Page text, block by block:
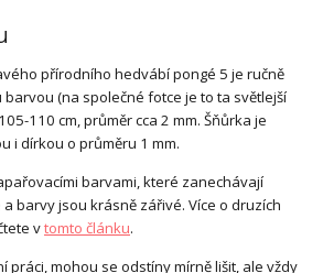
přírodního hedvábí pongé 5 je ručně
(na společné fotce je to ta světlejší
110 cm, průměr cca 2 mm. Šňůrka je
i dírkou o průměru 1 mm.
barvami, které zanechávají
barvy jsou krásně zářivé. Více o druzích
vtomto článku.
práci, mohou se odstíny mírně lišit, ale vždy